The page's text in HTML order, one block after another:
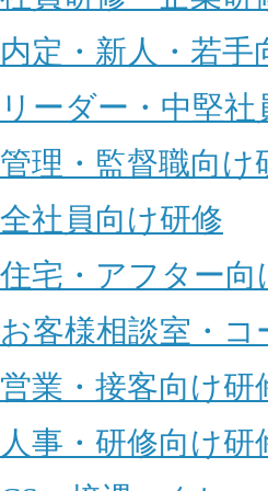
内定・新人・若手
リーダー・中堅社
管理・監督職向け
全社員向け研修
住宅・アフター向
お客様相談室・
営業・接客向け研
人事・研修向け研